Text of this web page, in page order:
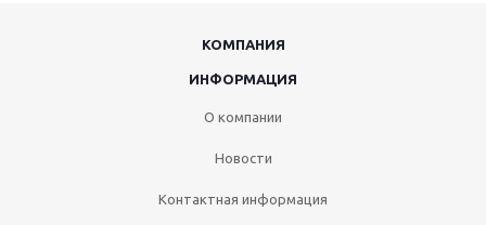
КОМПАНИЯ
ИНФОРМАЦИЯ
О компании
Новости
Контактная информация